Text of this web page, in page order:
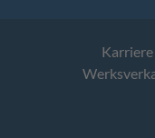
Karriere